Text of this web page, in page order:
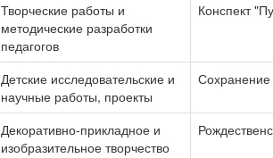
Творческие работы и
методические разработки
педагогов
Конспект
Детские исследовательские и
научные работы, проекты
Сохранение
Декоративно-прикладное и
изобразительное творчество